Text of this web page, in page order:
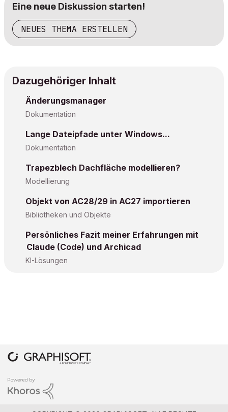
Eine neue Diskussion starten!
NEUES THEMA ERSTELLEN
Dazugehöriger Inhalt
Änderungsmanager
Dokumentation
Lange Dateipfade unter Windows...
Dokumentation
Trapezblech Dachfläche modellieren?
Modellierung
Objekt von AC28/29 in AC27 importieren
Bibliotheken und Objekte
Persönliches Fazit meiner Erfahrungen mit
Claude (Code) und Archicad
KI-Lösungen